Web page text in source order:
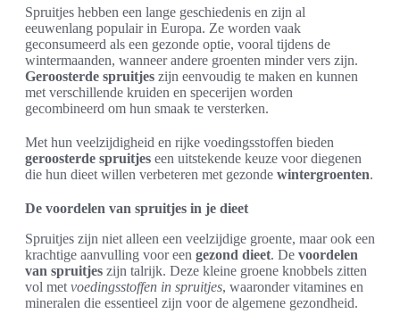
Spruitjes hebben een lange geschiedenis en zijn al
eeuwenlang populair in Europa. Ze worden vaak
geconsumeerd als een gezonde optie, vooral tijdens de
wintermaanden, wanneer andere groenten minder vers zijn.
Geroosterde spruitjes zijn eenvoudig te maken en kunnen
met verschillende kruiden en specerijen worden
gecombineerd om hun smaak te versterken.
Met hun veelzijdigheid en rijke voedingsstoffen bieden
geroosterde spruitjes een uitstekende keuze voor diegenen
die hun dieet willen verbeteren met gezonde wintergroenten.
De voordelen van spruitjes in je dieet
Spruitjes zijn niet alleen een veelzijdige groente, maar ook een
krachtige aanvulling voor een gezond dieet. De voordelen
van spruitjes zijn talrijk. Deze kleine groene knobbels zitten
vol met voedingsstoffen in spruitjes, waaronder vitamines en
mineralen die essentieel zijn voor de algemene gezondheid.